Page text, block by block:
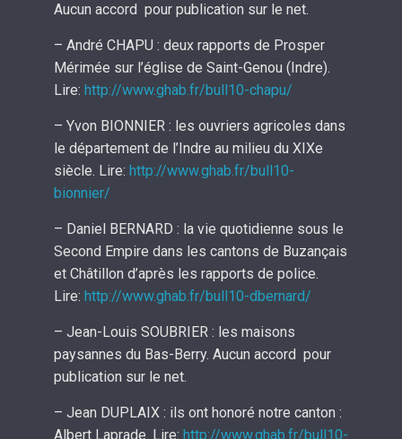
Aucun accord pour publication sur le net.
– André CHAPU : deux rapports de Prosper
Mérimée sur l’église de Saint-Genou (Indre).
Lire: http://www.ghab.fr/bull10-chapu/
– Yvon BIONNIER : les ouvriers agricoles dans
le département de l’Indre au milieu du XIXe
siècle. Lire: http://www.ghab.fr/bull10-
bionnier/
– Daniel BERNARD : la vie quotidienne sous le
Second Empire dans les cantons de Buzançais
et Châtillon d’après les rapports de police.
Lire: http://www.ghab.fr/bull10-dbernard/
– Jean-Louis SOUBRIER : les maisons
paysannes du Bas-Berry. Aucun accord pour
publication sur le net.
– Jean DUPLAIX : ils ont honoré notre canton :
Albert Laprade. Lire: http://www.ghab.fr/bull10-